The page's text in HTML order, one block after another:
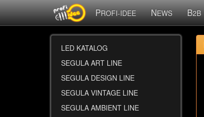
PROFI-IDEE NEWS B2B
LED KATALOG
SEGULA ART LINE
SEGULA DESIGN LINE
SEGULA VINTAGE LINE
SEGULA AMBIENT LINE